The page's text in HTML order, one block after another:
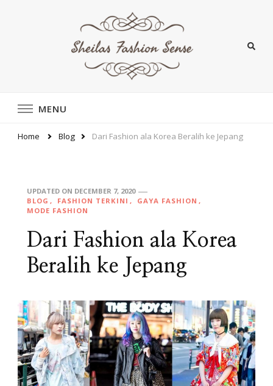
Tentang Style dan fashion
MENU
Home Blog Dari Fashion ala Korea Beralih ke Jepang
UPDATED ON DECEMBER 7, 2020
BLOG
FASHION TERKINI
GAYA FASHION
MODE FASHION
Dari Fashion ala Korea
Beralih ke Jepang